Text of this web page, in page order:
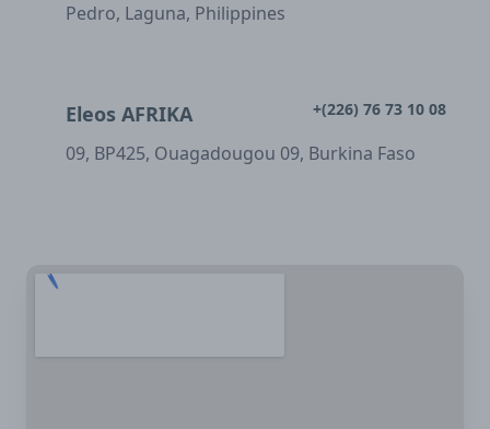
Pedro, Laguna, Philippines
Eleos AFRIKA +(226) 76 73 10 08
09, BP425, Ouagadougou 09, Burkina Faso